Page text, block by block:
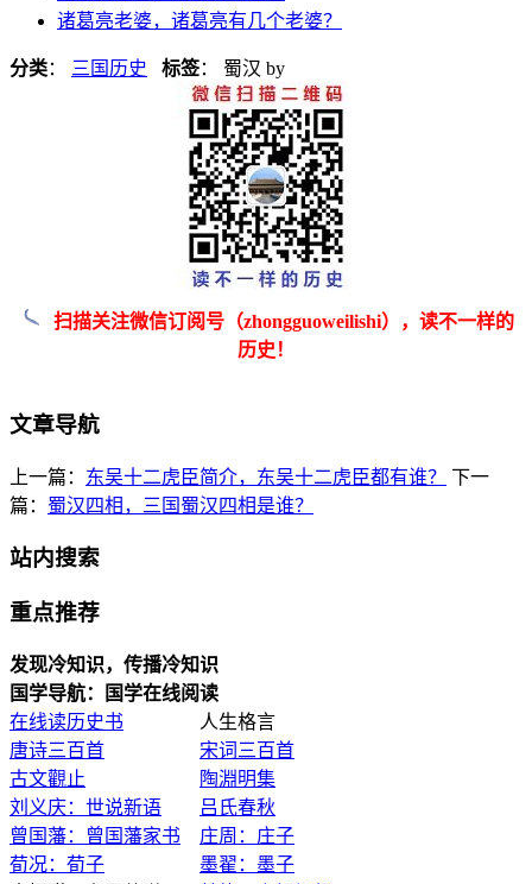
诸葛亮老婆，诸葛亮有几个老婆？
分类： 三国历史 标签： 蜀汉 by
扫描关注微信订阅号（zhongguoweilishi），读不一样的
历史！
文章导航
上一篇： 东吴十二虎臣简介，东吴十二虎臣都有谁？
下一
篇： 蜀汉四相，三国蜀汉四相是谁？
站内搜索
重点推荐
发现冷知识，传播冷知识
国学导航：国学在线阅读
在线读历史书 人生格言
唐诗三百首
宋词三百首
古文觀止
陶淵明集
刘义庆：世说新语
吕氏春秋
曾国藩：曾国藩家书
庄周：庄子
荀况：荀子
墨翟：墨子